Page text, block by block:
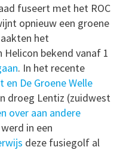
fuseert met het ROC
opnieuw een groene
het
Helicon bekend vanaf 1
. In het recente
en De Groene Welle
droeg Lentiz (zuidwest
over aan andere
in een
deze fusiegolf al